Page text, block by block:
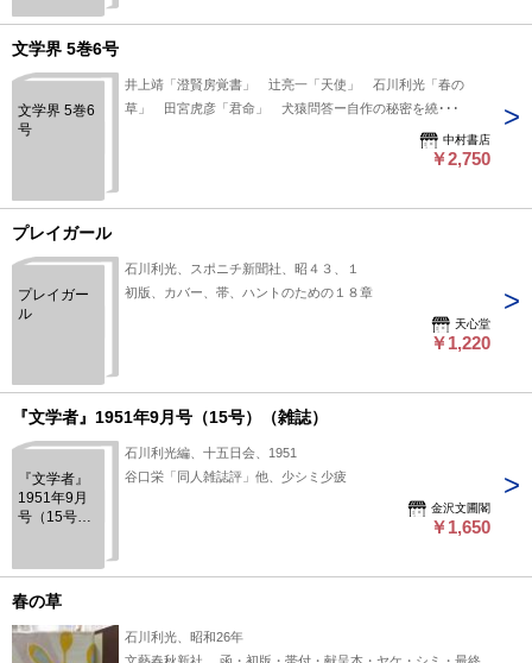
文学界 5巻6号
文学界 5巻6
号
井上靖「澄賢房覚書」 辻亮一「天使」 石川利光「春の
草」 田宮虎彦「君命」 犬猿問答ー自作の秘密を繞･･･
中村書店
￥2,750
プレイガール
プレイガー
ル
石川利光、スポニチ新聞社、昭４３、１
初版、カバー、帯、ハントのための１８章
天心堂
￥1,220
『文学者』1951年9月号（15号）（雑誌）
『文学者』
1951年9月
号（15号）
石川利光編、十五日会、1951
谷口栄「同人雑誌評」他、少シミ少疲
金沢文圃閣
￥1,650
春の草
石川利光、昭和26年